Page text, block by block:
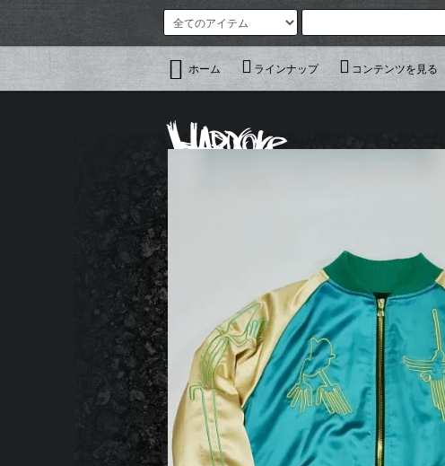
ホーム ラインナップ コンテンツを見る